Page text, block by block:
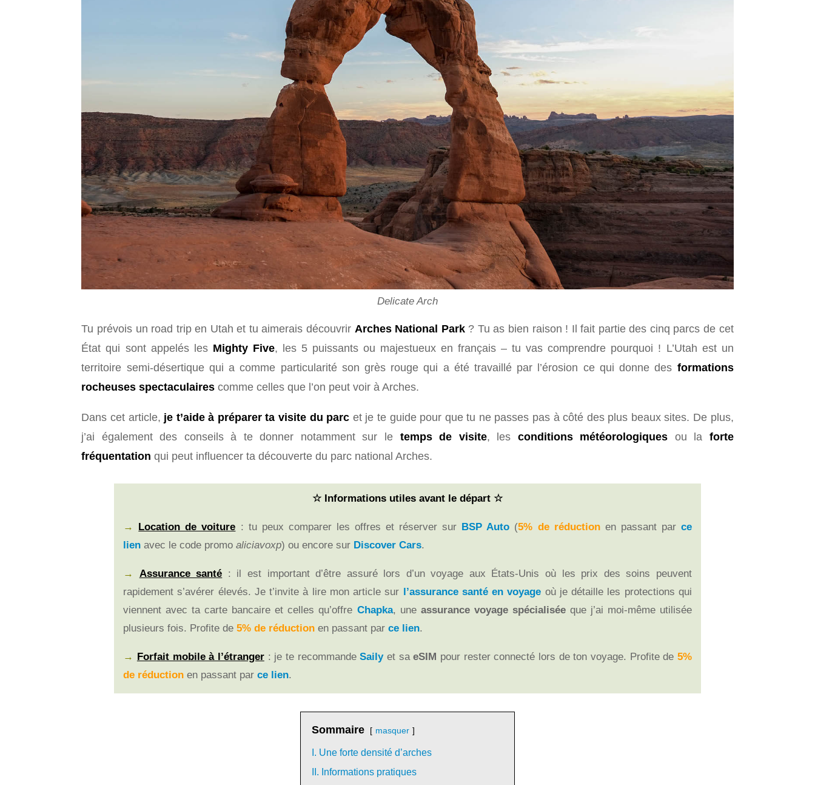
Delicate Arch
Tu prévois un road trip en Utah et tu aimerais découvrir Arches National Park? Tu as bien raison ! Il fait partie des cinq parcs de cet
État qui sont appelés les Mighty Five, les 5 puissants ou majestueux en français – tu vas comprendre pourquoi ! L’Utah est un
territoire semi-désertique qui a comme particularité son grès rouge qui a été travaillé par l’érosion ce qui donne des formations
rocheuses spectaculaires comme celles que l’on peut voir à Arches.
Dans cet article, je t’aide à préparer ta visite du parc et je te guide pour que tu ne passes pas à côté des plus beaux sites. De plus,
j’ai également des conseils à te donner notamment sur le temps de visite, les conditions météorologiques ou la forte
fréquentation qui peut influencer ta découverte du parc national Arches.
☆ Informations utiles avant le départ ☆
→ Location de voiture : tu peux comparer les offres et réserver sur BSP Auto (5% de réductionen passant par ce
lien avec le code promoaliciavoxp)ou encore sur Discover Cars.
→ Assurance santé : i l est important d’être assuré lors d’un voyage aux États-Unis où les prix des soins peuvent
rapidement s’avérer élevés. Je t’invite à lire mon article sur l’assurance santé en voyage où je détaille les protections qui
viennent avec ta carte bancaire et celles qu’offre Chapka, une assurance voyage spécialiséeque j’ai moi-même utilisée
plusieurs fois. Profite de5% de réduction en passant parce lien.
→ Forfait mobile à l’étranger : je te recommandeSailyet saeSIM pour rester connecté lors de ton voyage. Profite de 5%
de réduction en passant parce lien.
Sommaire masquer
I. Une forte densité d’arches
II. Informations pratiques